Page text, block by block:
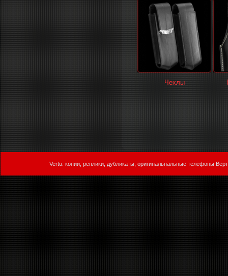
Чехлы
Vertu: копии, реплики, дубликаты, оригинальнальные телефоны